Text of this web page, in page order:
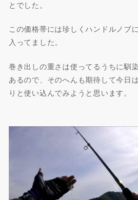
とでした。
この価格帯には珍しくハンドルノブ
入ってました。
巻き出しの重さは使ってるうちに馴
あるので、そのへんも期待して今日
りと使い込んでみようと思います。